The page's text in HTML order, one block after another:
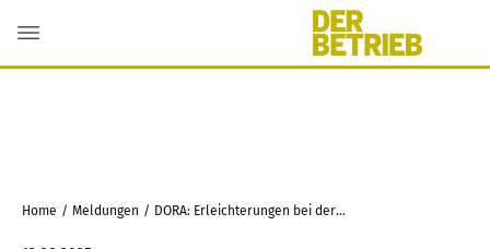
Home / Meldungen / DORA: Erleichterungen bei der erstmaligen Prüfung